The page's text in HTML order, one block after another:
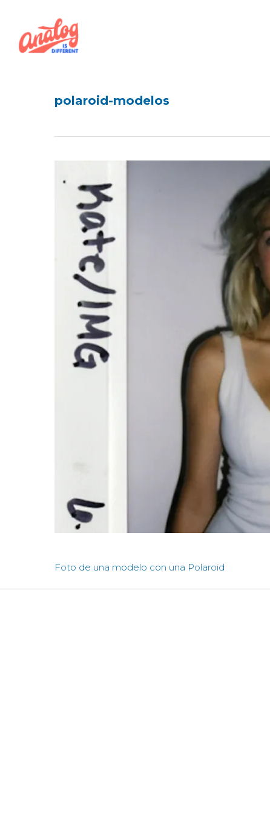
content
polaroid-modelos
Foto de una modelo con una Polaroid